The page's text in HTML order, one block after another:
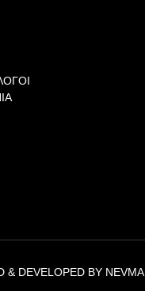
& DEVELOPED BY NEVMA